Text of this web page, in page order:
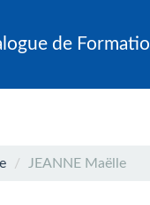
de
JEANNE Maëlle